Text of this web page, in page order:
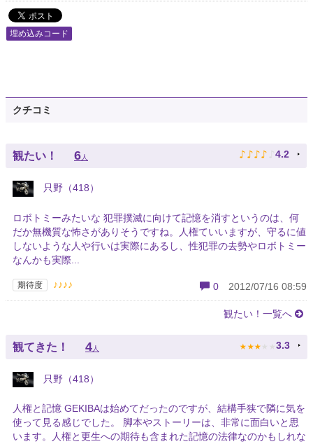
埋め込みコード
クチコミ
観たい！ 6人 ♪ ♪ ♪ ♪ ♪ 4.2
只野（418）
ロボトミーみたいな 犯罪撲滅に向けて記憶を消すというのは、何
だか無機質な怖さがありそうですね。人権ていいますが、守るに値
しないような人や行いは実際にあるし、性犯罪の去勢やロボトミー
なんかも実際...
期待度 ♪♪♪♪ 0 2012/07/16 08:59
観たい！一覧へ
観てきた！ 4 人 ★ ★ ★ ★ ★ 3.3
只野（418）
人権と記憶 GEKIBAは始めてだったのですが、結構手狭で隣に気を
使って見る感じでした。 脚本やストーリーは、非常に面白いと思
います。人権と更生への期待も含まれた記憶の法律なのかもしれな